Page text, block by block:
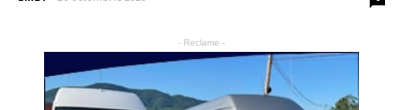
- Reclame -